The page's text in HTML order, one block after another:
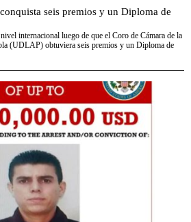
seis premios y un Diploma de
internacional luego de que el Coro de Cámara de la
(UDLAP) obtuviera seis premios y un Diploma de